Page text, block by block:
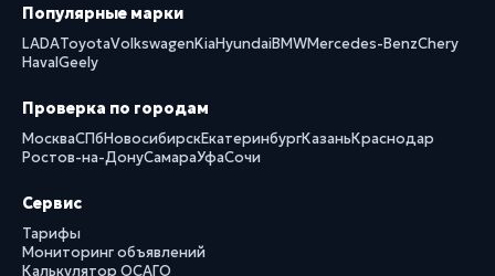
Популярные марки
LADAToyotaVolkswagenKiaHyundaiBMWMercedes-BenzChery
HavalGeely
Проверка по городам
МоскваСПбНовосибирскЕкатеринбургКазаньКраснодар
Ростов-на-ДонуСамараУфаСочи
Сервис
Тарифы
Мониторинг объявлений
Калькулятор ОСАГО